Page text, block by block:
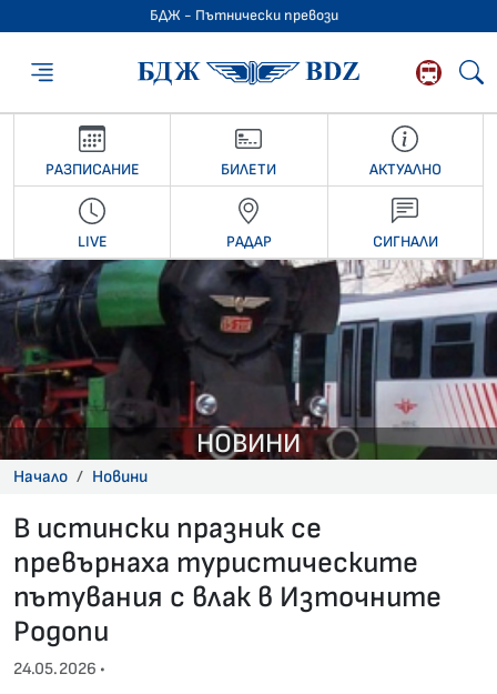
БДЖ - Пътнически превози
БДЖ -
РАЗПИСАНИЕ БИЛЕТИ АКТУАЛНО
LIVE РАДАР СИГНАЛИ
НОВИНИ
Начало Новини
В истински празник се
превърнаха туристическите
пътувания с влак в Източните
Родопи
24.05.2026 •